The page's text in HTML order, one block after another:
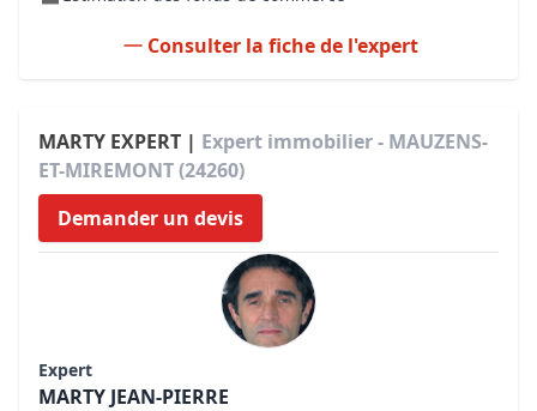
Consulter la fiche de l'expert
MARTY EXPERT | Expert immobilier - MAUZENS-
ET-MIREMONT (24260)
Demander un devis
Expert
MARTY JEAN-PIERRE